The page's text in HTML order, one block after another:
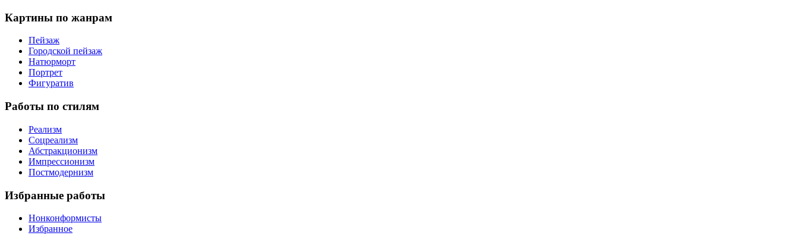
Картины по жанрам
Пейзаж
Городской пейзаж
Натюрморт
Портрет
Фигуратив
Работы по стилям
Реализм
Соцреализм
Абстракционизм
Импрессионизм
Постмодернизм
Избранные работы
Нонконформисты
Избранное